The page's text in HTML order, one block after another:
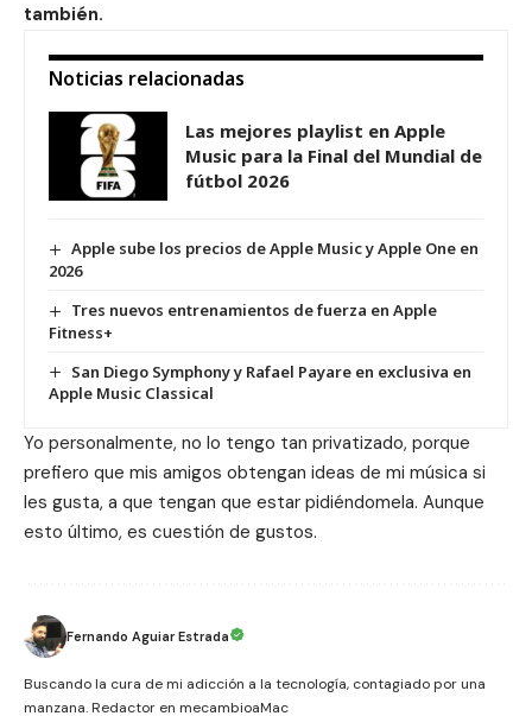
también.
Noticias relacionadas
Las mejores playlist en Apple
Music para la Final del Mundial de
fútbol 2026
Apple sube los precios de Apple Music y Apple One en
2026
Tres nuevos entrenamientos de fuerza en Apple
Fitness+
San Diego Symphony y Rafael Payare en exclusiva en
Apple Music Classical
Yo personalmente, no lo tengo tan privatizado, porque
prefiero que mis amigos obtengan ideas de mi música si
les gusta, a que tengan que estar pidiéndomela. Aunque
esto último, es cuestión de gustos.
Fernando Aguiar Estrada
Buscando la cura de mi adicción a la tecnología, contagiado por una
manzana. Redactor en mecambioaMac